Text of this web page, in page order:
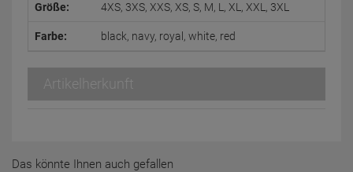
Größe: 4XS, 3XS, XXS, XS, S, M, L, XL, XXL, 3XL
Farbe: black, navy, royal, white, red
Artikelherkunft
Das könnte Ihnen auch gefallen